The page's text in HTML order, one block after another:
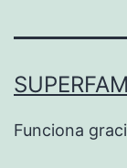
Funciona